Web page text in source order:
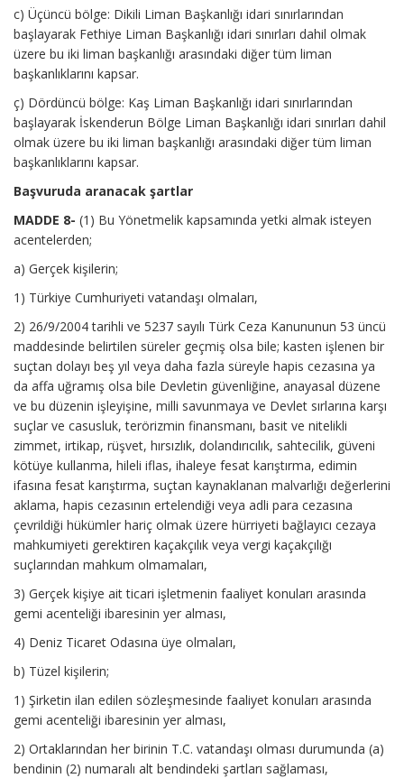
c) Üçüncü bölge: Dikili Liman Başkanlığı idari sınırlarından
başlayarak Fethiye Liman Başkanlığı idari sınırları dahil olmak
üzere bu iki liman başkanlığı arasındaki diğer tüm liman
başkanlıklarını kapsar.
ç) Dördüncü bölge: Kaş Liman Başkanlığı idari sınırlarından
başlayarak İskenderun Bölge Liman Başkanlığı idari sınırları dahil
olmak üzere bu iki liman başkanlığı arasındaki diğer tüm liman
başkanlıklarını kapsar.
Başvuruda aranacak şartlar
MADDE 8- (1) Bu Yönetmelik kapsamında yetki almak isteyen
acentelerden;
a) Gerçek kişilerin;
1) Türkiye Cumhuriyeti vatandaşı olmaları,
2) 26/9/2004 tarihli ve 5237 sayılı Türk Ceza Kanununun 53 üncü
maddesinde belirtilen süreler geçmiş olsa bile; kasten işlenen bir
suçtan dolayı beş yıl veya daha fazla süreyle hapis cezasına ya
da affa uğramış olsa bile Devletin güvenliğine, anayasal düzene
ve bu düzenin işleyişine, milli savunmaya ve Devlet sırlarına karşı
suçlar ve casusluk, terörizmin finansmanı, basit ve nitelikli
zimmet, irtikap, rüşvet, hırsızlık, dolandırıcılık, sahtecilik, güveni
kötüye kullanma, hileli iflas, ihaleye fesat karıştırma, edimin
ifasına fesat karıştırma, suçtan kaynaklanan malvarlığı değerlerini
aklama, hapis cezasının ertelendiği veya adli para cezasına
çevrildiği hükümler hariç olmak üzere hürriyeti bağlayıcı cezaya
mahkumiyeti gerektiren kaçakçılık veya vergi kaçakçılığı
suçlarından mahkum olmamaları,
3) Gerçek kişiye ait ticari işletmenin faaliyet konuları arasında
gemi acenteliği ibaresinin yer alması,
4) Deniz Ticaret Odasına üye olmaları,
b) Tüzel kişilerin;
1) Şirketin ilan edilen sözleşmesinde faaliyet konuları arasında
gemi acenteliği ibaresinin yer alması,
2) Ortaklarından her birinin T.C. vatandaşı olması durumunda (a)
bendinin (2) numaralı alt bendindeki şartları sağlaması,